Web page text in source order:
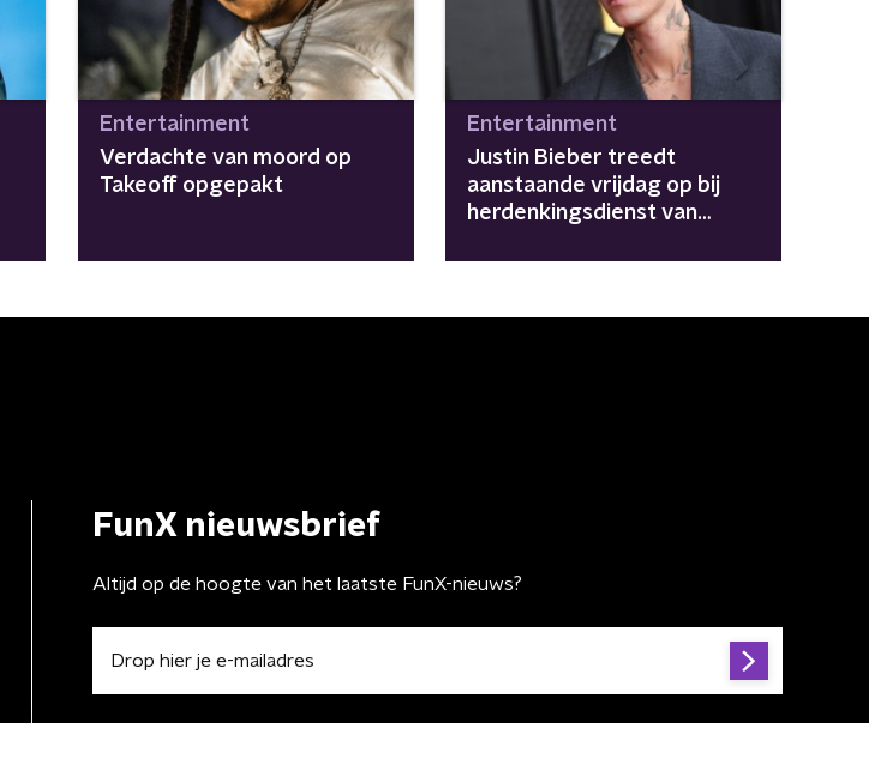
Entertainment
Verdachte van moord op
Takeoff opgepakt
Entertainment
Justin Bieber treedt
aanstaande vrijdag op bij
herdenkingsdienst van
FunX nieuwsbrief
Altijd op de hoogte van het laatste FunX-nieuws?